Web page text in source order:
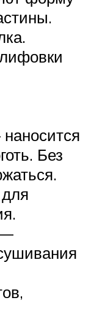
Без
—